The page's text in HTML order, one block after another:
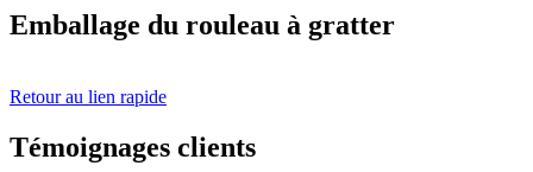
Emballage du rouleau à gratter
Retour au lien rapide
Témoignages clients